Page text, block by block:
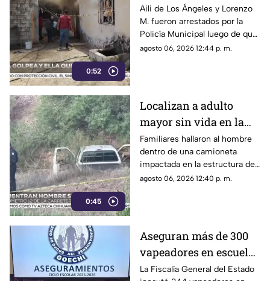
0:52
Cárdenas tras riña,
agresión física y un
incendio
Aili de Los Ángeles y Lorenzo
M. fueron arrestados por la
Policía Municipal luego de que
el hombre agrediera a la mujer
agosto 06, 2026 12:44 p. m.
0:45
Localizan a adulto
mayor sin vida en la
carretera de
Cuahtémoc; habría
sufrido infarto al
volante
Familiares hallaron al hombre
dentro de una camioneta
impactada en la estructura de
un puente a la altura del
agosto 06, 2026 12:40 p. m.
Aseguran más de 300
vapeadores en escuelas
de Chihuahua; detectan
La Fiscalía General del Estado